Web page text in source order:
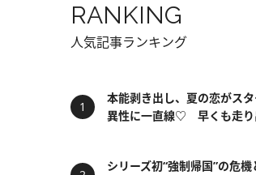
RANKING
人気記事ランキング
本能剥き出し、夏の恋がス
異性に一直線♡ 早くも走り
シリーズ初“強制帰国”の危